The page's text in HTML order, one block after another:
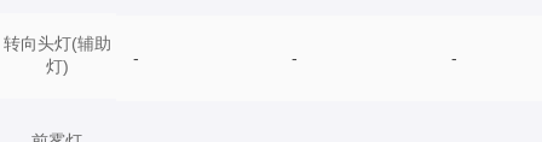
转向头灯(辅助
灯)
- - -